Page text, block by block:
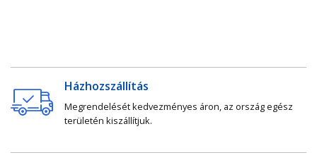
Házhozszállítás
Megrendelését kedvezményes áron, az ország egész
területén kiszállítjuk.